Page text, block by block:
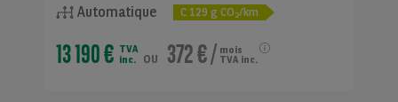
Automatique
C 129 g CO2/km
13 190 € TVA
inc.
ou 372 €/ mois
TVA inc.